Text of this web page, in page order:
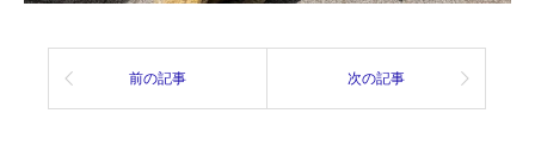
前の記事 次の記事